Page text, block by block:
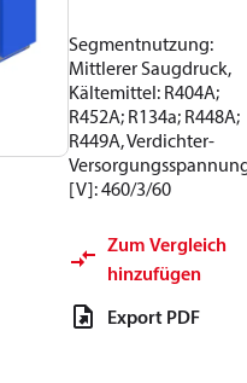
Segmentnutzung:
Mittlerer Saugdruck,
Kältemittel: R404A;
R452A; R134a; R448A;
R449A, Verdichter-
[V]: 460/3/60
Zum Vergleich
hinzufügen
Export PDF